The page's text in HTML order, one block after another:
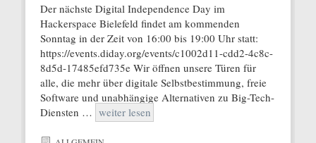
Der nächste Digital Independence Day im
Hackerspace Bielefeld findet am kommenden
Sonntag in der Zeit von 16:00 bis 19:00 Uhr statt:
https://events.diday.org/events/c1002d11-cdd2-4c8c-
8d5d-17485efd735e Wir öffnen unsere Türen für
alle, die mehr über digitale Selbstbestimmung, freie
Software und unabhängige Alternativen zu Big-Tech-
Diensten … weiter lesen